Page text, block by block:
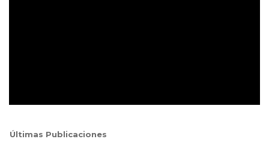
Últimas Publicaciones